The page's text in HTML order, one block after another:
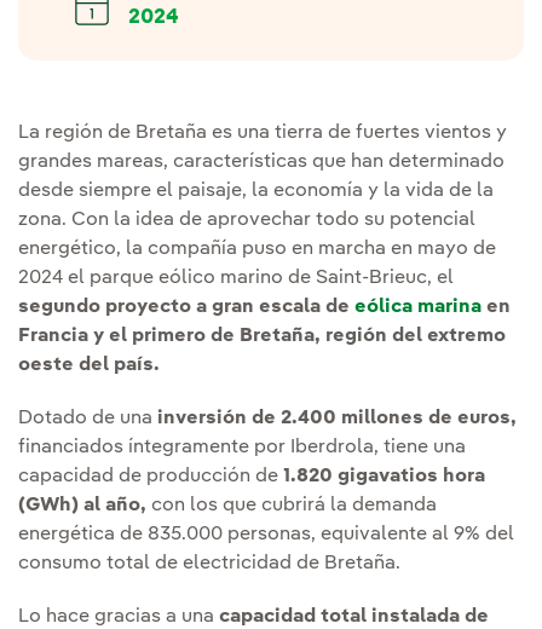
2024
La región de Bretaña es una tierra de fuertes vientos y
grandes mareas, características que han determinado
desde siempre el paisaje, la economía y la vida de la
zona. Con la idea de aprovechar todo su potencial
energético, la compañía puso en marcha en mayo de
2024 el parque eólico marino de Saint-Brieuc, el
segundo proyecto a gran escala de eólica marina en
Francia y el primero de Bretaña, región del extremo
oeste del país.
Dotado de una inversión de 2.400 millones de euros,
financiados íntegramente por Iberdrola, tiene una
capacidad de producción de 1.820 gigavatios hora
(GWh) al año, con los que cubrirá la demanda
energética de 835.000 personas, equivalente al 9% del
consumo total de electricidad de Bretaña.
Lo hace gracias a una capacidad total instalada de